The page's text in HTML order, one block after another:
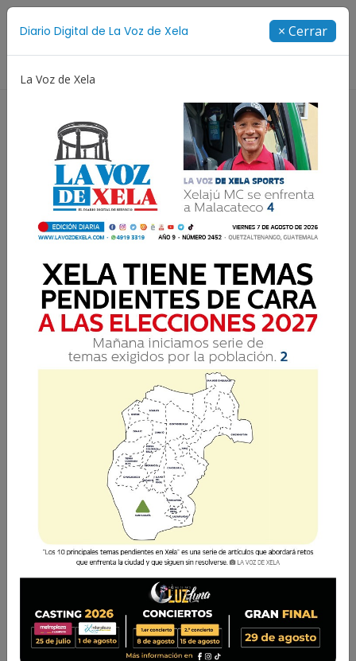
Diario Digital de La Voz de Xela × Cerrar
La Voz de Xela
Así se jugarán las
semifinales del torneo
Clausura 2025
Las semifinales del Torneo Clausura 2025 del
futbol guatemalteco ya están listas tras unos
cuartos de final llenos de sorpresas y emoción.
La Voz de Xela 6 Mayo 2025 16:33